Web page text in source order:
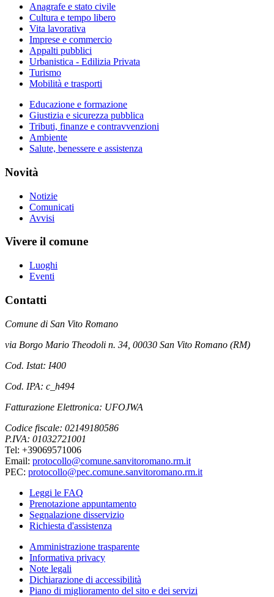
Anagrafe e stato civile
Cultura e tempo libero
Vita lavorativa
Imprese e commercio
Appalti pubblici
Urbanistica - Edilizia Privata
Turismo
Mobilità e trasporti
Educazione e formazione
Giustizia e sicurezza pubblica
Tributi, finanze e contravvenzioni
Ambiente
Salute, benessere e assistenza
Novità
Notizie
Comunicati
Avvisi
Vivere il comune
Luoghi
Eventi
Contatti
Comune di San Vito Romano
via Borgo Mario Theodoli n. 34, 00030 San Vito Romano (RM)
Cod. Istat: I400
Cod. IPA: c_h494
Fatturazione Elettronica: UFOJWA
Codice fiscale: 02149180586
P.IVA: 01032721001
Tel: +39069571006
Email: protocollo@comune.sanvitoromano.rm.it
PEC: protocollo@pec.comune.sanvitoromano.rm.it
Leggi le FAQ
Prenotazione appuntamento
Segnalazione disservizio
Richiesta d'assistenza
Amministrazione trasparente
Informativa privacy
Note legali
Dichiarazione di accessibilità
Piano di miglioramento del sito e dei servizi